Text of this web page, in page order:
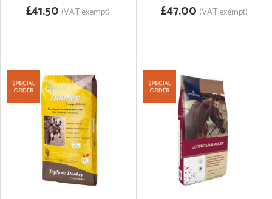
£41.50 (VAT exempt) £47.00 (VAT exempt)